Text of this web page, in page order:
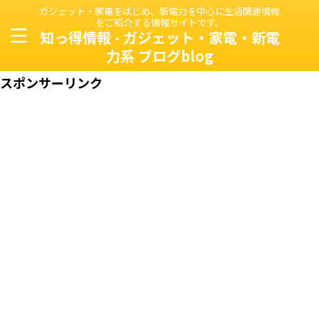
ガジェット・家電をはじめ、新電力を中心に生活関連情報
をご紹介する情報サイトです。
知っ得情報 - ガジェット・家電・新電
力系 ブログblog
スポンサーリンク